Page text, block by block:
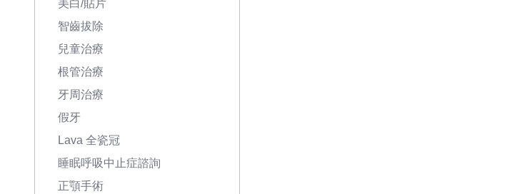
美白/貼片
智齒拔除
兒童治療
根管治療
牙周治療
假牙
Lava 全瓷冠
睡眠呼吸中止症諮詢
正顎手術